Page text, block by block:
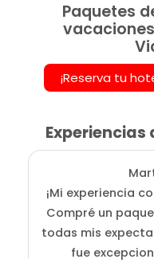
Paquetes
¡Reserva tu
Experiencias
¡Mi experiencia
Compré un
todas mis
fue